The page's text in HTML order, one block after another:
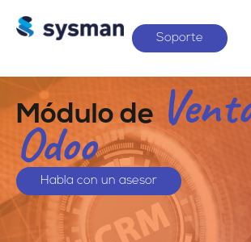
Soporte
Módulo de
Odoo
Habla con un asesor